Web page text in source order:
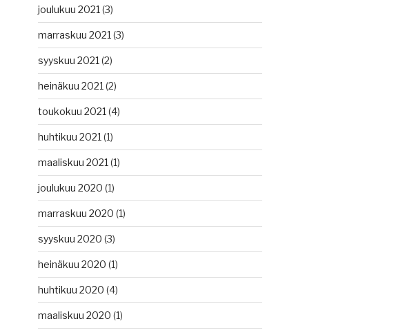
joulukuu 2021 (3)
marraskuu 2021 (3)
syyskuu 2021 (2)
heinäkuu 2021 (2)
toukokuu 2021 (4)
huhtikuu 2021 (1)
maaliskuu 2021 (1)
joulukuu 2020 (1)
marraskuu 2020 (1)
syyskuu 2020 (3)
heinäkuu 2020 (1)
huhtikuu 2020 (4)
maaliskuu 2020 (1)